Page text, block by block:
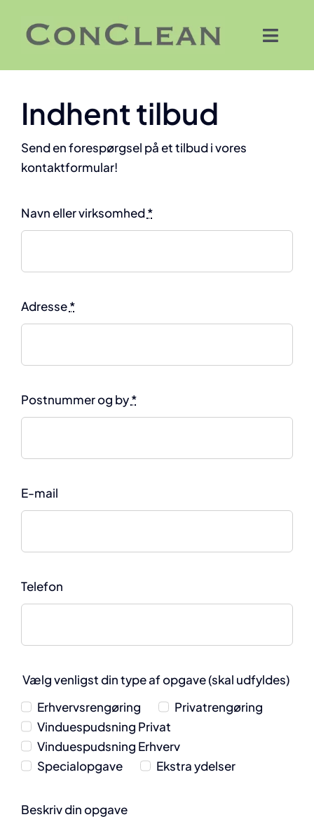
content
Forside
Vi tilbyder
Om os
Kontakt os
Indhent tilbud
Send en forespørgsel på et tilbud i vores
kontaktformular!
Navn eller virksomhed*
Adresse*
Postnummer og by*
E-mail
Telefon
Vælg venligst din type af opgave (skal udfyldes)
Erhvervsrengøring
Privatrengøring
Vinduespudsning Privat
Vinduespudsning Erhverv
Specialopgave
Ekstra ydelser
Beskriv din opgave